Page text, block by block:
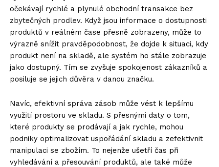
očekávají rychlé a plynulé obchodní transakce bez
zbytečných prodlev. Když jsou informace o dostupnosti
produktů v reálném čase přesně zobrazeny, může to
výrazně snížit pravděpodobnost, že dojde k situaci, kdy
produkt není na skladě, ale systém ho stále zobrazuje
jako dostupný. Tím se zvyšuje spokojenost zákazníků a
posiluje se jejich důvěra v danou značku.
Navíc, efektivní správa zásob může vést k lepšímu
využití prostoru ve skladu. S přesnými daty o tom,
které produkty se prodávají a jak rychle, mohou
podniky optimalizovat uspořádání skladu a zefektivnit
manipulaci se zbožím. To nejenže ušetří čas při
vyhledávání a přesouvání produktů, ale také může